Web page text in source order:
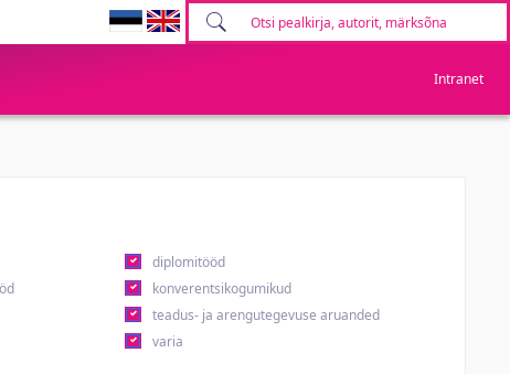
Intranet
diplomitööd
konverentsikogumikud
teadus- ja arengutegevuse aruanded
varia